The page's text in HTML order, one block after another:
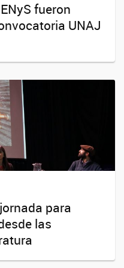
fueron
UNAJ
para
las